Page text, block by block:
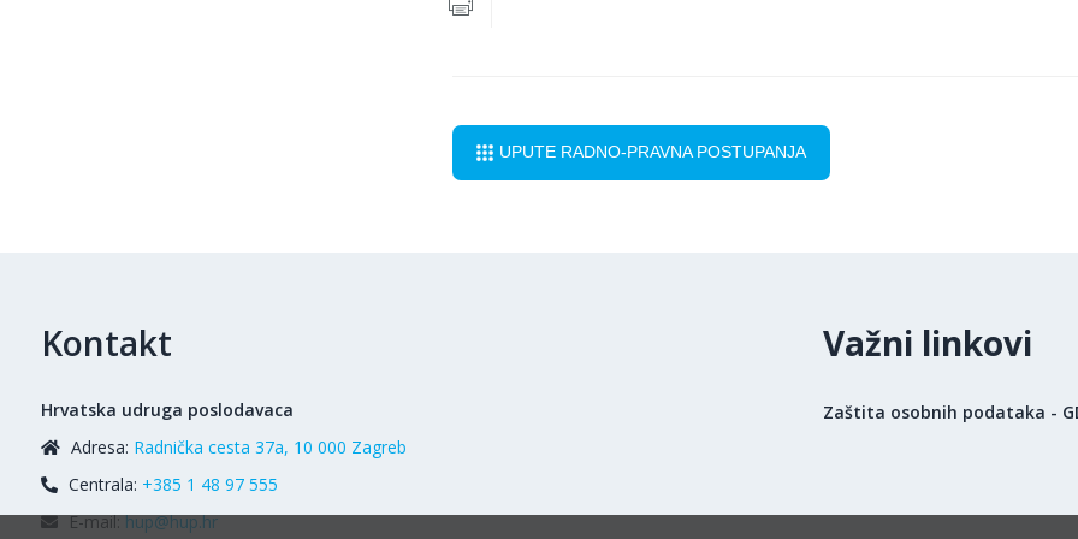
UPUTE RADNO-PRAVNA POSTUPANJA
Kontakt
Hrvatska udruga poslodavaca
Adresa: Radnička cesta 37a, 10 000 Zagreb
Centrala: +385 1 48 97 555
E-mail:hup@hup.hr
Važni linkovi
Zaštita osobnih podataka -